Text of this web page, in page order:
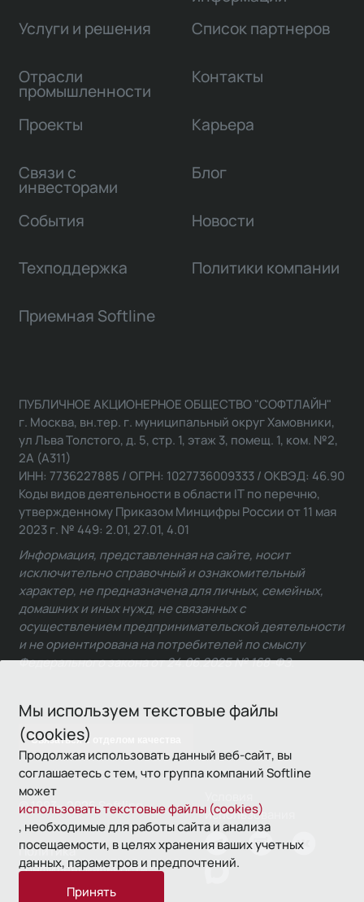
Мы используем текстовые файлы
(cookies)
Продолжая использовать данный веб-сайт, вы
соглашаетесь с тем, что группа компаний Softline
может
использовать текстовые файлы (cookies)
, необходимые для работы сайта и анализа
посещаемости, в целях хранения ваших учетных
данных, параметров и предпочтений.
Принять
Услуги и решения
Отрасли
промышленности
Проекты
Связи с
инвесторами
Список партнеров
Контакты
Карьера
Блог
События Новости
Техподдержка Политики компании
Приемная Softline
Связаться с отделом качества
ПУБЛИЧНОЕ АКЦИОНЕРНОЕ ОБЩЕСТВО "СОФТЛАЙН"
г. Москва, вн.тер. г. муниципальный округ Хамовники,
ул Льва Толстого, д. 5, стр. 1, этаж 3, помещ. 1, ком. №2,
2А (А311)
ИНН: 7736227885 / ОГРН: 1027736009333 / ОКВЭД: 46.90
Коды видов деятельности в области IT по перечню,
утвержденному Приказом Минцифры России от 11 мая
2023 г. № 449: 2.01, 27.01, 4.01
Информация, представленная на сайте, носит
исключительно справочный и ознакомительный
характер, не предназначена для личных, семейных,
домашних и иных нужд, не связанных с
осуществлением предпринимательской деятельности
и не ориентирована на потребителей по смыслу
Федерального закона от 24.06.2025 № 168-ФЗ.
© 1993—2026 Softline
использования
Политика
конфиденциальности